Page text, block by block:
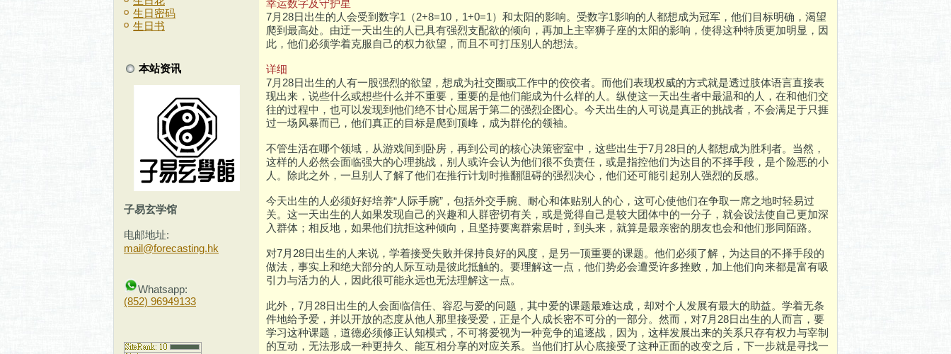
生日密码
生日书
本站资讯
子易玄学馆
电邮地址:
mail@forecasting.hk
Whatsapp:
(852) 96949133
幸运数字及守护星
7月28日出生的人会受到数字1（2+8=10，1+0=1）和太阳的影响。受数字1影响的人都想成为冠军，他们目标明确，渴望
爬到最高处。由迂一天出生的人已具有强烈支配欲的倾向，再加上主宰狮子座的太阳的影响，使得这种特质更加明显，因
此，他们必须学着克服自己的权力欲望，而且不可打压别人的想法。
详细
7月28日出生的人有一股强烈的欲望，想成为社交圈或工作中的佼佼者。而他们表现权威的方式就是透过肢体语言直接表
现出来，说些什么或想些什么并不重要，重要的是他们能成为什么样的人。纵使这一天出生者中最温和的人，在和他们交
往的过程中，也可以发现到他们绝不甘心屈居于第二的强烈企图心。今天出生的人可说是真正的挑战者，不会满足于只捱
过一场风暴而已，他们真正的目标是爬到顶峰，成为群伦的领袖。
不管生活在哪个领域，从游戏间到卧房，再到公司的核心决策密室中，这些出生于7月28日的人都想成为胜利者。当然，
这样的人必然会面临强大的心理挑战，别人或许会认为他们很不负责任，或是指控他们为达目的不择手段，是个险恶的小
人。除此之外，一旦别人了解了他们在推行计划时推翻阻碍的强烈决心，他们还可能引起别人强烈的反感。
今天出生的人必须好好培养“人际手腕”，包括外交手腕、耐心和体贴别人的心，这可心使他们在争取一席之地时轻易过
关。这一天出生的人如果发现自己的兴趣和人群密切有关，或是觉得自己是较大团体中的一分子，就会设法使自己更加深
入群体；相反地，如果他们抗拒这种倾向，且坚持要离群索居时，到头来，就算是最亲密的朋友也会和他们形同陌路。
对7月28日出生的人来说，学着接受失败并保持良好的风度，是另一顶重要的课题。他们必须了解，为达目的不择手段的
做法，事实上和绝大部分的人际互动是彼此抵触的。要理解这一点，他们势必会遭受许多挫败，加上他们向来都是富有吸
引力与活力的人，因此很可能永远也无法理解这一点。
此外，7月28日出生的人会面临信任、容忍与爱的问题，其中爱的课题最难达成，却对个人发展有最大的助益。学着无条
件地给予爱，并以开放的态度从他人那里接受爱，正是个人成长密不可分的一部分。然而，对7月28日出生的人而言，要
学习这种课题，道德必须修正认知模式，不可将爱视为一种竞争的追逐战，因为，这样发展出来的关系只存有权力与宰制
的互动，无法形成一种更持久、能互相分享的对应关系。当他们打从心底接受了这种正面的改变之后，下一步就是寻找一